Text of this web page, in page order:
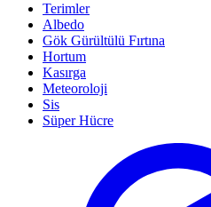
Terimler
Albedo
Gök Gürültülü Fırtına
Hortum
Kasırga
Meteoroloji
Sis
Süper Hücre